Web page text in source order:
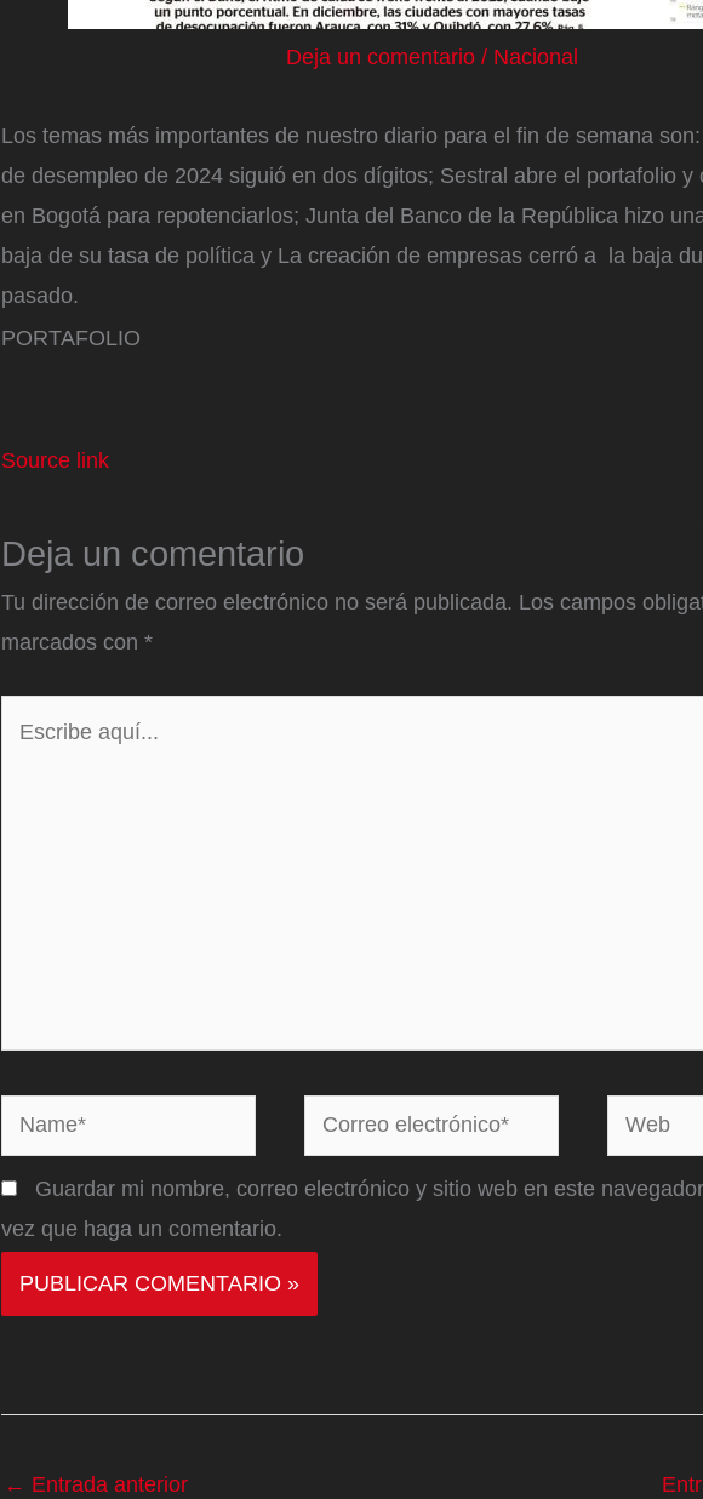
Deja un comentario / Nacional
Los temas más importantes de nuestro diario para el fin de semana
de desempleo de 2024 siguió en dos dígitos; Sestral abre el portafolio y
en Bogotá para repotenciarlos; Junta del Banco de la República hizo
baja de su tasa de política y La creación de empresas cerró a la baja
pasado.
PORTAFOLIO
Source link
Deja un comentario
Tu dirección de correo electrónico no será publicada. Los campos
marcados con *
Name*
Correo
electrónico*
Web
Guardar mi nombre, correo electrónico y sitio web en este
vez que haga un comentario.
← Entrada anterior